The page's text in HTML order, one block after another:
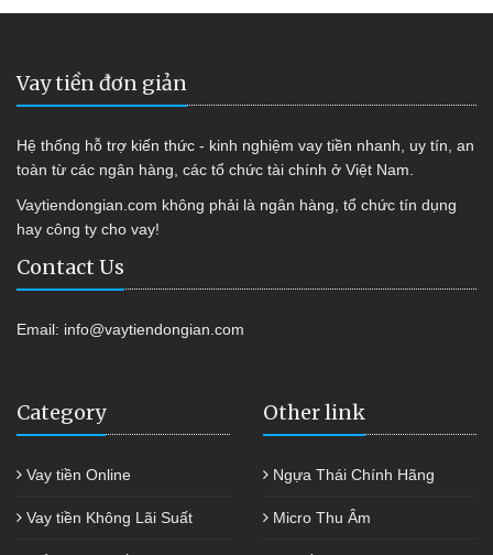
Vay tiền đơn giản
Hệ thống hỗ trợ kiến thức - kinh nghiệm vay tiền nhanh, uy tín, an
toàn từ các ngân hàng, các tổ chức tài chính ở Việt Nam.
Vaytiendongian.com không phải là ngân hàng, tổ chức tín dụng
hay công ty cho vay!
Contact Us
Email: info@vaytiendongian.com
Category
Vay tiền Online
Vay tiền Không Lãi Suất
Other link
Ngựa Thái Chính Hãng
Micro Thu Âm